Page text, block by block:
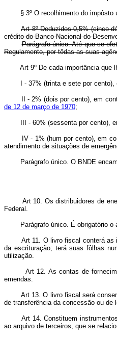
§ 3º O recolhimento do impôsto
Art 8º Deduzidos 0,5% (cinco
crédito do Banco Nacional do
Parágrafo único. Até que se
Regulamento, por tôdas as suas
Art 9º De cada importância que
I - 37% (trinta e sete por cento),
II - 2% (dois por cento), em conta
de 12 de março de 1970;
III - 60% (sessenta por cento), em
IV - 1% (hum por cento), em
atendimento de situações de
Parágrafo único. O BNDE
Art 10. Os distribuidores de
Federal.
Parágrafo único. É obrigatório o
Art 11. O livro fiscal conterá as
da escrituração; terá suas fôlhas
utilização.
Art 12. As contas de
emendas.
Art 13. O livro fiscal será
de transferência da concessão ou
Art 14. Constituem
ao arquivo de terceiros, que se